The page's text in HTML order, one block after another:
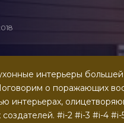
интерьеры
о поражающих
интерьерах,
создателей. #i-2 #i-3 #i-4 #i-